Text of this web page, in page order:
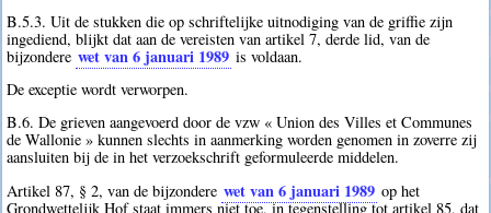
B.5.3. Uit de stukken die op schriftelijke uitnodiging van de griffie zijn
ingediend, blijkt dat aan de vereisten van artikel 7, derde lid, van de
bijzondere wet van 6 januari 1989 is voldaan.
De exceptie wordt verworpen.
B.6. De grieven aangevoerd door de vzw « Union des Villes et Communes
de Wallonie » kunnen slechts in aanmerking worden genomen in zoverre zij
aansluiten bij de in het verzoekschrift geformuleerde middelen.
Artikel 87, § 2, van de bijzondere wet van 6 januari 1989 op het
Grondwettelijk Hof staat immers niet toe, in tegenstelling tot artikel 85, dat